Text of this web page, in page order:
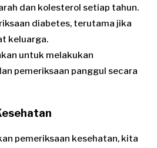
dan kolesterol setiap tahun.
diabetes, terutama jika
keluarga.
untuk melakukan
pemeriksaan panggul secara
pemeriksaan kesehatan, kita